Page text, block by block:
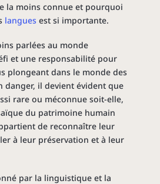
la moins connue et pourquoi
langues est si importante.
parlées au monde
et une responsabilité pour
plongeant dans le monde des
danger, il devient évident que
rare ou méconnue soit-elle,
du patrimoine humain
de reconnaître leur
à leur préservation et à leur
par la linguistique et la